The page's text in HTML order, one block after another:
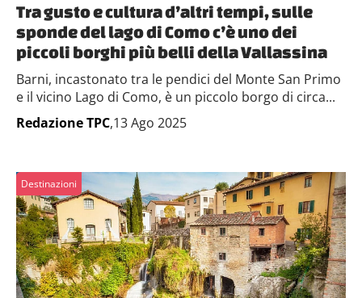
Tra gusto e cultura d’altri tempi, sulle
sponde del lago di Como c’è uno dei
piccoli borghi più belli della Vallassina
Barni, incastonato tra le pendici del Monte San Primo
e il vicino Lago di Como, è un piccolo borgo di circa...
Redazione TPC,13 Ago 2025
Destinazioni